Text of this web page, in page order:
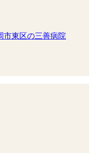
市東区の三善病院